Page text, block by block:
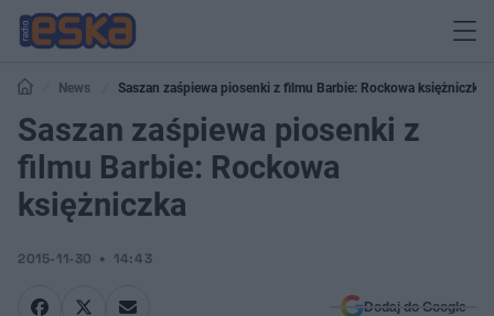
News Saszan zaśpiewa piosenki z filmu Barbie: Rockowa księżniczka
Saszan zaśpiewa piosenki z
filmu Barbie: Rockowa
księżniczka
2015-11-30 14:43
Dodaj do Google